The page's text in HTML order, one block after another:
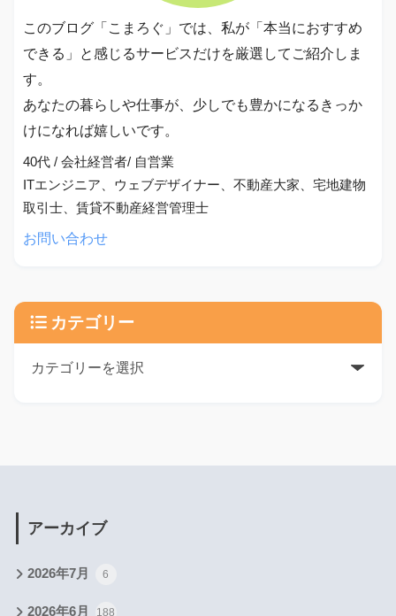
このブログ「こまろぐ」では、私が「本当におすすめ
できる」と感じるサービスだけを厳選してご紹介しま
す。
あなたの暮らしや仕事が、少しでも豊かになるきっか
けになれば嬉しいです。
40代 / 会社経営者/ 自営業
ITエンジニア、ウェブデザイナー、不動産大家、宅地建物
取引士、賃貸不動産経営管理士
お問い合わせ
カテゴリー
アーカイブ
2026年7月 6
2026年6月 188